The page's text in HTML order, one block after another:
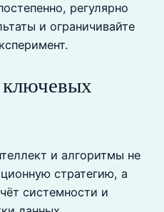
регулярно
и ограничивайте
и алгоритмы не
стратегию, а
системности и